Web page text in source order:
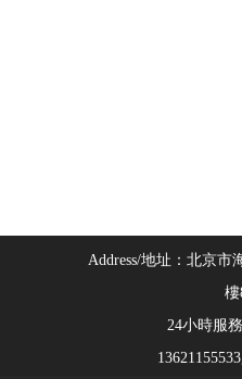
Address/地址： 北京市
24小時服